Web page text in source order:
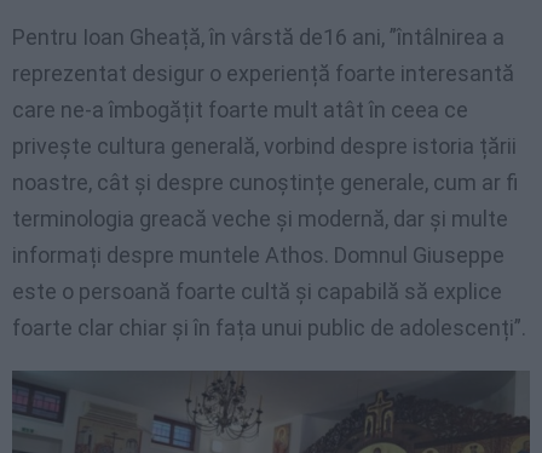
Pentru Ioan Gheață, în vârstă de16 ani, ”întâlnirea a
reprezentat desigur o experiență foarte interesantă
care ne-a îmbogățit foarte mult atât în ceea ce
privește cultura generală, vorbind despre istoria țării
noastre, cât și despre cunoștințe generale, cum ar fi
terminologia greacă veche și modernă, dar și multe
informați despre muntele Athos. Domnul Giuseppe
este o persoană foarte cultă și capabilă să explice
foarte clar chiar și în fața unui public de adolescenți”.